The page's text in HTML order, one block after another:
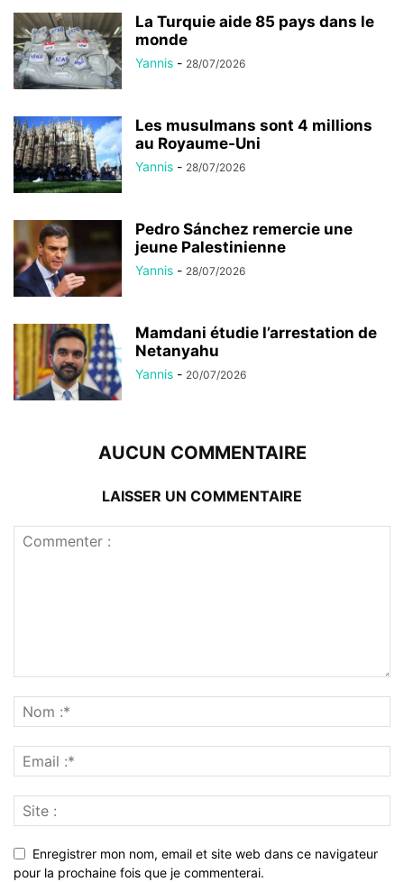
La Turquie aide 85 pays dans le
monde
Yannis - 28/07/2026
Les musulmans sont 4 millions
au Royaume-Uni
Yannis - 28/07/2026
Pedro Sánchez remercie une
jeune Palestinienne
Yannis - 28/07/2026
Mamdani étudie l’arrestation de
Netanyahu
Yannis - 20/07/2026
AUCUN COMMENTAIRE
LAISSER UN COMMENTAIRE
Enregistrer mon nom, email et site web dans ce navigateur
pour la prochaine fois que je commenterai.